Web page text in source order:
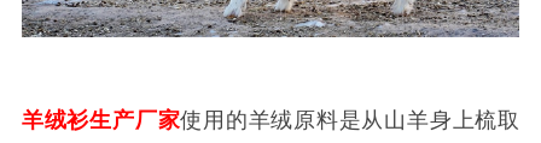
羊绒衫生产厂家使用的羊绒原料是从山羊身上梳取